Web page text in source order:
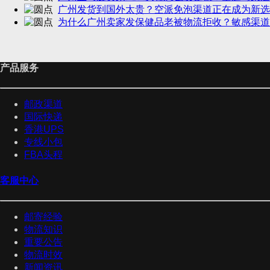
广州发货到国外太贵？空派免泡渠道正在成为新
为什么广州卖家发保健品老被物流拒收？敏感渠
产品服务
邮政渠道
国际快递
香港UPS
专线小包
FBA头程
客服中心
邮寄经验
物流知识
重要公告
物流时效
新闻资讯